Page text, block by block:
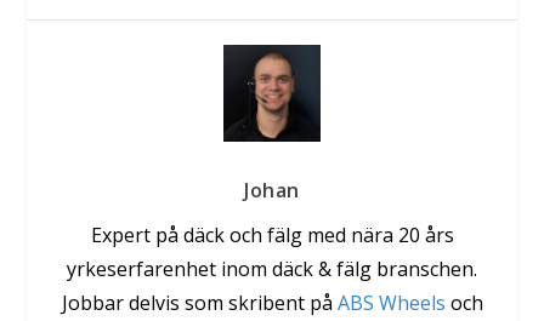
Johan
Expert på däck och fälg med nära 20 års
yrkeserfarenhet inom däck & fälg branschen.
Jobbar delvis som skribent på ABS Wheels och